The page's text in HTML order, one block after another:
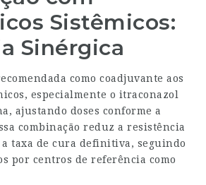
Sistêmicos:
Sinérgica
como coadjuvante aos
especialmente o itraconazol
ajustando doses conforme a
combinação reduz a resistência
taxa de cura definitiva, seguindo
por centros de referência como